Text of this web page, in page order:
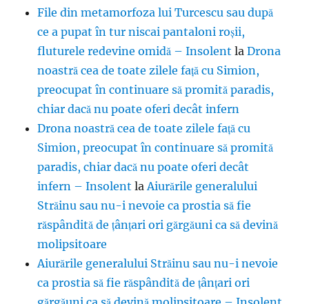
File din metamorfoza lui Turcescu sau după
ce a pupat în tur niscai pantaloni roșii,
fluturele redevine omidă – Insolent laDrona
noastră cea de toate zilele față cu Simion,
preocupat în continuare să promită paradis,
chiar dacă nu poate oferi decât infern
Drona noastră cea de toate zilele față cu
Simion, preocupat în continuare să promită
paradis, chiar dacă nu poate oferi decât
infern – Insolent laAiurările generalului
Străinu sau nu-i nevoie ca prostia să fie
răspândită de țânțari ori gărgăuni ca să devină
molipsitoare
Aiurările generalului Străinu sau nu-i nevoie
ca prostia să fie răspândită de țânțari ori